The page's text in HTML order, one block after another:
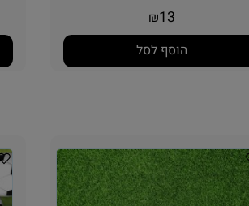
₪13
הוסף לסל